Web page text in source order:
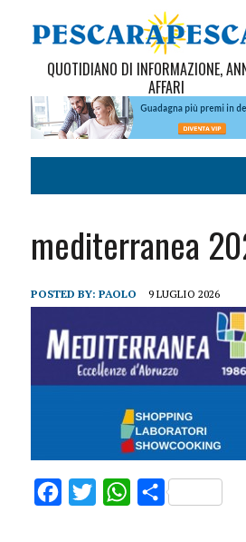
QUOTIDIANO DI INFORMAZIONE,
AFFARI
mediterranea
POSTED BY: PAOLO 9 LUGLIO 2026
FacebookTwitterWhatsApp
Share